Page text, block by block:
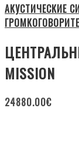
АКУСТИЧЕСКИЕ
MISSION
24880.00€